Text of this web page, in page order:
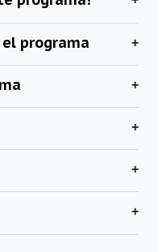
programa